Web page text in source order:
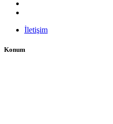
İletişim
Konum